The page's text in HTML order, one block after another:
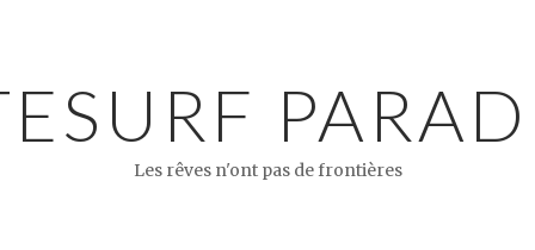
Les rêves n'ont pas de frontières